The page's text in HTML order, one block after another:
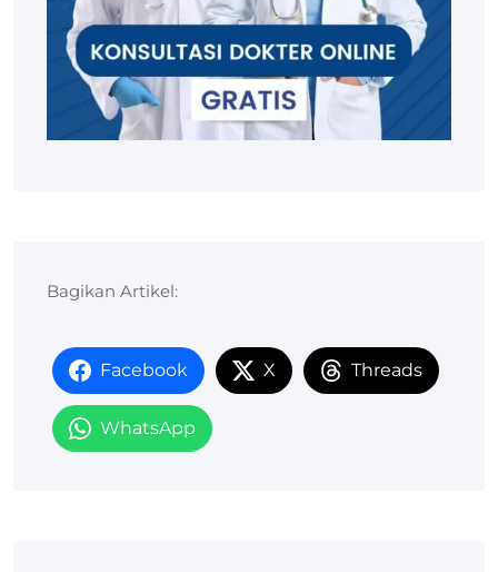
Bagikan Artikel:
Facebook X Threads
WhatsApp